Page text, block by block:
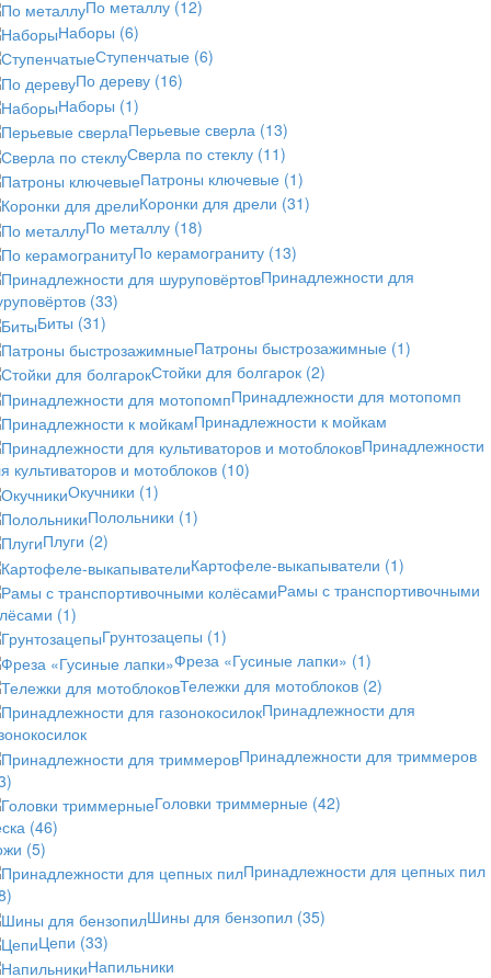
По металлу (12)
Наборы (6)
Ступенчатые (6)
По дереву (16)
Наборы (1)
Перьевые сверла (13)
Сверла по стеклу (11)
Патроны ключевые (1)
Коронки для дрели (31)
По металлу (18)
По керамограниту (13)
Принадлежности для
(33)
Биты (31)
Патроны быстрозажимные (1)
Стойки для болгарок (2)
Принадлежности для мотопомп
Принадлежности к мойкам
Принадлежности
культиваторов и мотоблоков (10)
Окучники (1)
Полольники (1)
Плуги (2)
Картофеле-выкапыватели (1)
Рамы с транспортивочными
(1)
Грунтозацепы (1)
Фреза «Гусиные лапки» (1)
Тележки для мотоблоков (2)
Принадлежности для
Принадлежности для триммеров
Головки триммерные (42)
(46)
(5)
Принадлежности для цепных пил
Шины для бензопил (35)
Цепи (33)
Напильники